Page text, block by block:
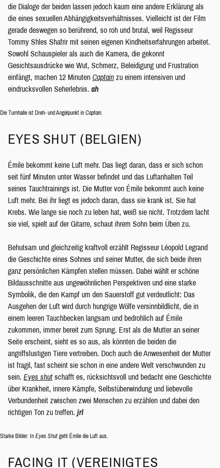
die Dialoge der beiden lassen jedoch kaum eine andere Erklärung als
die eines sexuellen Abhängigkeitsverhältnisses. Vielleicht ist der Film
gerade deswegen so berührend, so roh und brutal, weil Regisseur
Tommy Shles Shafrir mit seinen eigenen Kindheitserfahrungen arbeitet.
Sowohl Schauspieler als auch die Kamera, die gekonnt
Gesichtsausdrücke wie Wut, Schmerz, Beleidigung und Frustration
einfängt, machen 12 Minuten Captain zu einem intensiven und
eindrucksvollen Seherlebnis. ah
Die Turnhalle ist Dreh- und Angelpunkt in Captain
EYES SHUT (BELGIEN)
Émile bekommt keine Luft mehr. Das liegt daran, dass er sich schon
seit fünf Minuten unter Wasser befindet und das Luftanhalten Teil
seines Tauchtrainings ist. Die Mutter von Émile bekommt auch keine
Luft mehr. Bei ihr liegt es jedoch daran, dass sie krank ist. Sie hat
Krebs. Wie lange sie noch zu leben hat, weiß sie nicht. Trotzdem lacht
sie viel, spielt auf der Gitarre, schaut ihrem Sohn beim Üben zu.
Behutsam und gleichzeitig kraftvoll erzählt Regisseur Léopold Legrand
die Geschichte eines Sohnes und seiner Mutter, die sich beide ihren
ganz persönlichen Kämpfen stellen müssen. Dabei wählt er schöne
Bildausschnitte aus ungewöhnlichen Perspektiven und eine starke
Symbolik, die den Kampf um den Sauerstoff gut verdeutlicht: Das
Ausgehen der Luft wird durch hungrige Wölfe versinnbildlicht, die in
einem leeren Tauchbecken langsam und bedrohlich auf Émile
zukommen, immer bereit zum Sprung. Erst als die Mutter an seiner
Seite erscheint, sieht es so aus, als könnten die beiden die
angriffslustigen Tiere vertreiben. Doch auch die Anwesenheit der Mutter
ist fragil, fast scheint sie schon in eine andere Welt verschwunden zu
sein. Eyes shut schafft es, rücksichtsvoll und bedacht eine Geschichte
über Krankheit, innere Kämpfe, Selbstüberwindung und liebevolle
Verbundenheit zwischen zwei Menschen zu erzählen und dabei den
richtigen Ton zu treffen. jrl
Starke Bilder: In Eyes Shut geht Émile die Luft aus.
FACING IT (VEREINIGTES